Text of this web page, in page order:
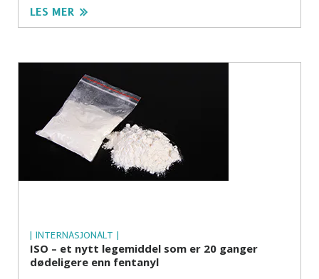
LES MER
| INTERNASJONALT |
ISO – et nytt legemiddel som er 20 ganger
dødeligere enn fentanyl